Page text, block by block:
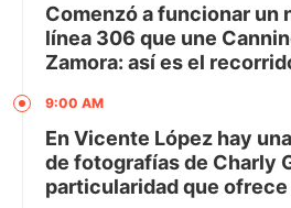
Comenzó a funcionar un
línea 306 que une
Zamora: así es el
9:00 AM
En Vicente López hay
de fotografías de Charly
particularidad que ofrece